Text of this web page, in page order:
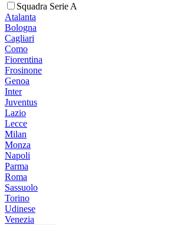
Squadra Serie A
Atalanta
Bologna
Cagliari
Como
Fiorentina
Frosinone
Genoa
Inter
Juventus
Lazio
Lecce
Milan
Monza
Napoli
Parma
Roma
Sassuolo
Torino
Udinese
Venezia